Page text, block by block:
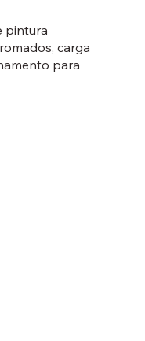
pintura
carga
para